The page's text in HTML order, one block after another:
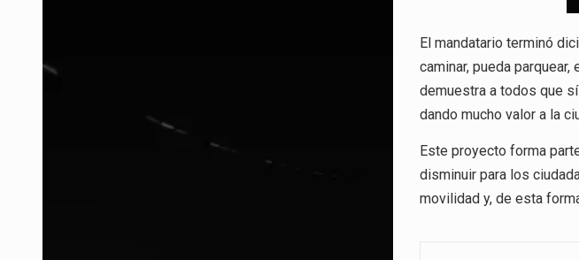
El mandatario terminó
caminar, pueda
demuestra a todos que
dando mucho valor a la
Este proyecto forma
disminuir para los
movilidad y, de esta